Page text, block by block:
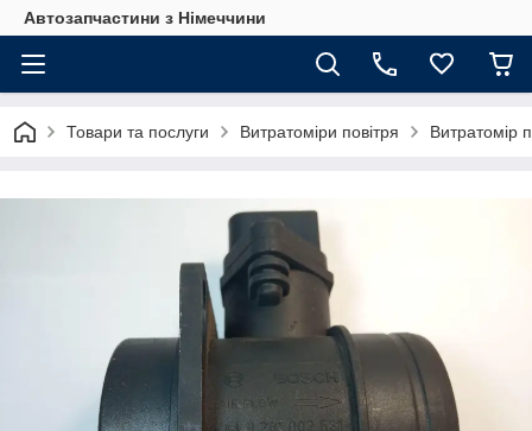
Автозапчастини з Німеччини
Товари та послуги Витратоміри повітря Витратомір